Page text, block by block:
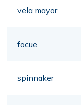
vela mayor
focue
spinnaker